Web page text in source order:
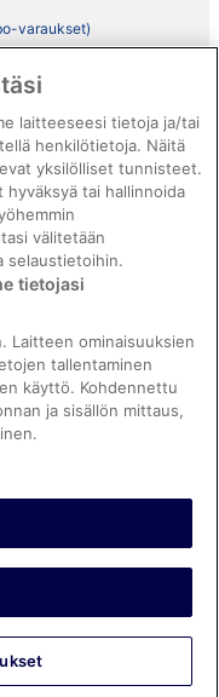
varaukset)
sisällöstä
Kaikki oikeudet
Expedia, Inc.:n
laitteeseesi tietoja ja/tai
henkilötietoja. Näitä
yksilölliset tunnisteet.
hyväksyä tai hallinnoida
välitetään
selaustietoihin.
tietojasi
Laitteen ominaisuuksien
tallentaminen
käyttö. Kohdennettu
ja sisällön mittaus,